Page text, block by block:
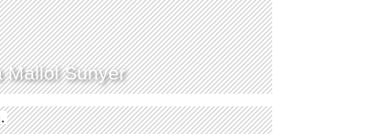
Mallol Sunyer